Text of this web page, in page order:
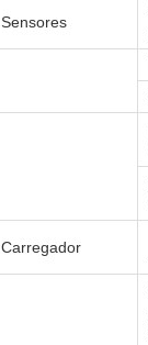
Sensores
Carregador